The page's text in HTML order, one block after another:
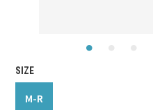
SIZE
M-R